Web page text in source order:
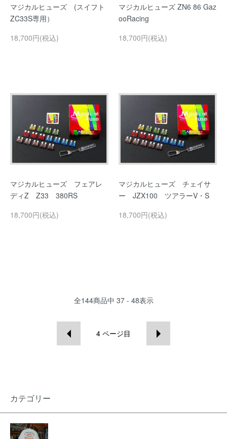
マジカルヒューズ (スイフト
ZC33S専用）
18,700円(税込)
マジカルヒューズ ZN6 86 Gaz
ooRacing
18,700円(税込)
マジカルヒューズ フェアレ
ディZ Z33 380RS
18,700円(税込)
マジカルヒューズ チェイサ
ー JZX100 ツアラーV・S
18,700円(税込)
全144商品中 37 - 48表示
4 ページ目
カテゴリー